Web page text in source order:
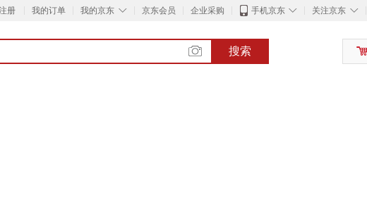
册 我的订单 ◇
我的京东 京东会员 企业采购 ◇
手机京东 ◇
关注京东
搜索